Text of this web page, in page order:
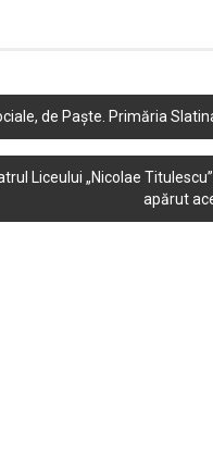
de Paște. Primăria
Liceului „Nicolae
apărut